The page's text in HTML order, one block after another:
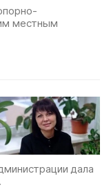
местным
дала